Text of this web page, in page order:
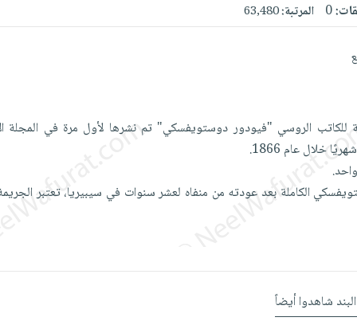
0 المرتبة:63,480
للكاتب الروسي "فيودور دوستويفسكي" تم نشرها لأول مرة في المجلة
خلال عام 1866.
الكاملة بعد عودته من منفاه لعشر سنوات في سيبيريا، تعتبر
شاهدوا أيضاً